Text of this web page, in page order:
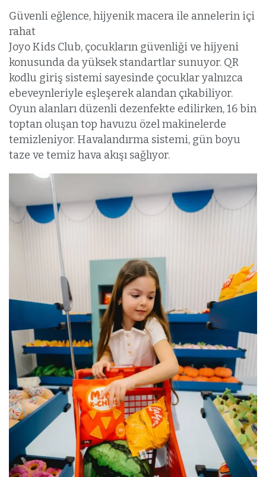
Güvenli eğlence, hijyenik macera ile annelerin içi
rahat
Joyo Kids Club, çocukların güvenliği ve hijyeni
konusunda da yüksek standartlar sunuyor. QR
kodlu giriş sistemi sayesinde çocuklar yalnızca
ebeveynleriyle eşleşerek alandan çıkabiliyor.
Oyun alanları düzenli dezenfekte edilirken, 16 bin
toptan oluşan top havuzu özel makinelerde
temizleniyor. Havalandırma sistemi, gün boyu
taze ve temiz hava akışı sağlıyor.